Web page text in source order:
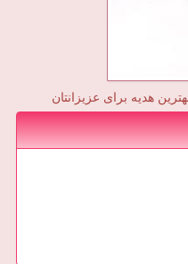
هدیه برای عزیزانتان